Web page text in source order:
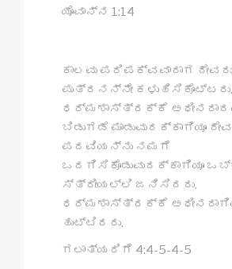
ಯೊವಾನ್ನ 1:14
ಕಾಲವು ಪರಿಪಕ್ವವಾದಾಗ
ಪುತ್ರನನ್ನೇ
ಧರ್ಮಶಾಸ್ತ್ರಕ್ಕೆ
ಬಿಡುಗಡೆ ಮಾಡುವುದಕ್ಕಾಗಿಯೂ
ಪದವಿಯನ್ನು ನಮಗೆ
ಒದಗಿಸಿಕೊಡುವುದಕ್ಕಾಗಿಯೂ
ಸ್ತ್ರೀಯಲ್ಲಿ ಜನಿಸಿದರು.
ಧರ್ಮಶಾಸ್ತ್ರಕ್ಕೆ
ಹುಟ್ಟಿದರು.
ಗಲಾತ್ಯರಿಗೆ 4:4-5-4-5